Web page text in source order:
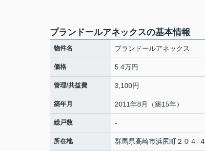
プランドールアネックスの基本情報
物件名 プランドールアネックス
価格 5.4万円
管理/共益費 3,100円
築年月 2011年8月（築15年）
総戸数 -
所在地 群馬県高崎市浜尻町２０４-４